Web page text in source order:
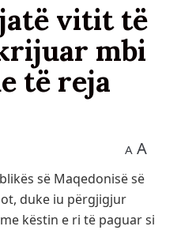
vitit të
mbi
të reja
A A
së Maqedonisë së
duke iu përgjigjur
këstin e ri të paguar si